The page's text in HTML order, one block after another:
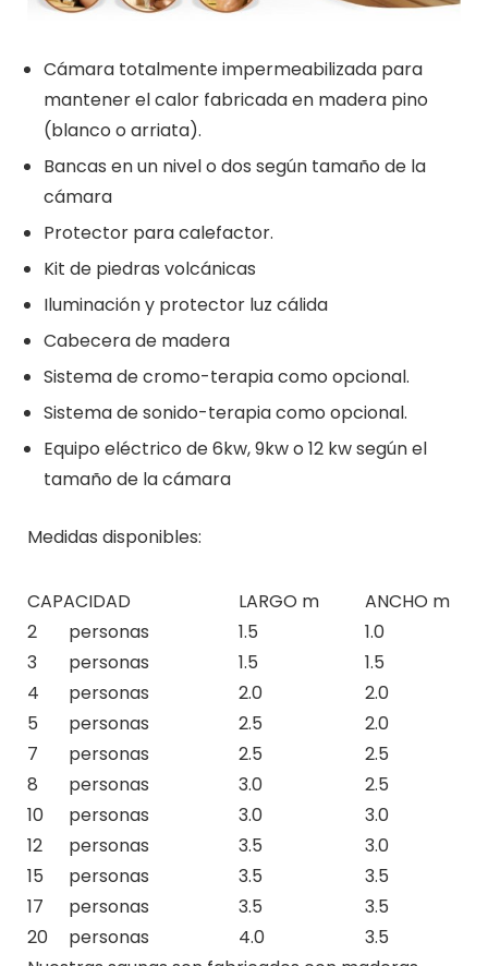
Cámara totalmente impermeabilizada para
mantener el calor fabricada en madera pino
(blanco o arriata).
Bancas en un nivel o dos según tamaño de la
cámara
Protector para calefactor.
Kit de piedras volcánicas
Iluminación y protector luz cálida
Cabecera de madera
Sistema de cromo-terapia como opcional.
Sistema de sonido-terapia como opcional.
Equipo eléctrico de 6kw, 9kw o 12 kw según el
tamaño de la cámara
Medidas disponibles:
CAPACIDAD LARGO m
ANCHO m
2
personas 1.5
1.0
3
personas 1.5
1.5
4
personas 2.0
2.0
5
personas 2.5
2.0
7
personas 2.5
2.5
8
personas 3.0
2.5
10
personas 3.0
3.0
12
personas 3.5
3.0
15
personas 3.5
3.5
17
personas 3.5
3.5
20
personas 4.0
3.5